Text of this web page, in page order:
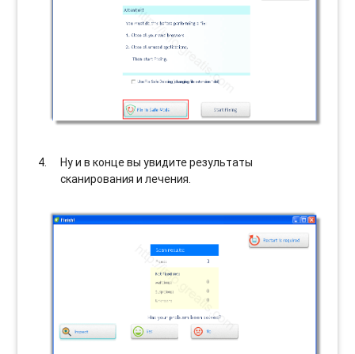
Ну и в конце вы увидите результаты
сканирования и лечения.